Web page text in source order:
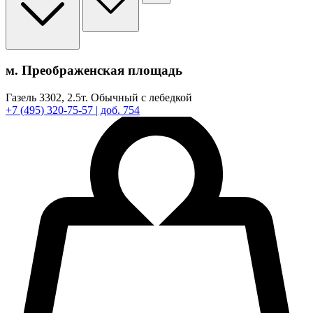
м. Преображенская площадь
Газель 3302, 2.5т. Обычный с лебедкой
+7 (495) 320-75-57 | доб. 754